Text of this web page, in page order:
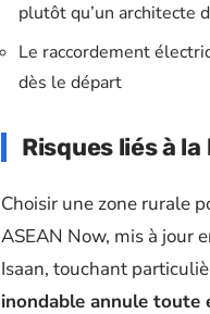
plutôt qu’un architecte
Le raccordement
dès le départ
Risques liés à
Choisir une zone rurale
ASEAN Now, mis à jour
Isaan, touchant
inondable annule toute